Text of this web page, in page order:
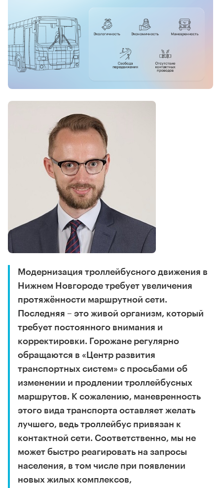
Модернизация троллейбусного движения в
Нижнем Новгороде требует увеличения
протяжённости маршрутной сети.
Последняя – это живой организм, который
требует постоянного внимания и
корректировки. Горожане регулярно
обращаются в «Центр развития
транспортных систем» с просьбами об
изменении и продлении троллейбусных
маршрутов. К сожалению, маневренность
этого вида транспорта оставляет желать
лучшего, ведь троллейбус привязан к
контактной сети. Соответственно, мы не
может быстро реагировать на запросы
населения, в том числе при появлении
новых жилых комплексов,